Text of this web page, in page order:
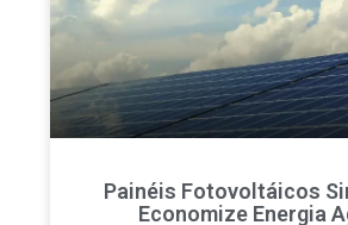
Painéis Fotovoltáicos
Economize Energia